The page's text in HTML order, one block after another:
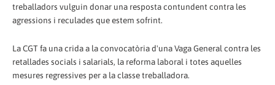
treballadors vulguin donar una resposta contundent contra les
agressions i reculades que estem sofrint.
La CGT fa una crida a la convocatòria d'una Vaga General contra les
retallades socials i salarials, la reforma laboral i totes aquelles
mesures regressives per a la classe treballadora.